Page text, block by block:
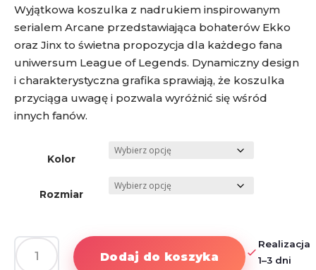
Wyjątkowa koszulka z nadrukiem inspirowanym
serialem Arcane przedstawiająca bohaterów Ekko
oraz Jinx to świetna propozycja dla każdego fana
uniwersum League of Legends. Dynamiczny design
i charakterystyczna grafika sprawiają, że koszulka
przyciąga uwagę i pozwala wyróżnić się wśród
innych fanów.
Kolor
Rozmiar
ilość
Dodaj do koszyka
Realizacja
1–3 dni